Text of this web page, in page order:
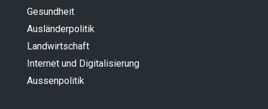
Gesundheit
Ausländer­politik
Landwirt­schaft
Internet und Digitalisierung
Aussenpolitik